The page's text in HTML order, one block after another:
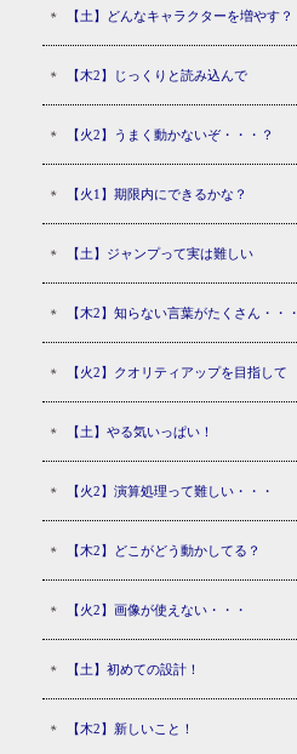
【土】どんなキャラクターを増やす？
【木2】じっくりと読み込んで
【火2】うまく動かないぞ・・・？
【火1】期限内にできるかな？
【土】ジャンプって実は難しい
【木2】知らない言葉がたくさん・・・
【火2】クオリティアップを目指して
【土】やる気いっぱい！
【火2】演算処理って難しい・・・
【木2】どこがどう動かしてる？
【火2】画像が使えない・・・
【土】初めての設計！
【木2】新しいこと！